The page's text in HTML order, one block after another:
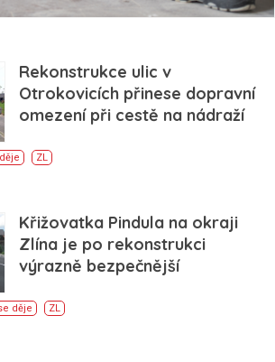
Rekonstrukce ulic v
Otrokovicích přinese dopravní
omezení při cestě na nádraží
ZL
Křižovatka Pindula na okraji
Zlína je po rekonstrukci
výrazně bezpečnější
děje ZL